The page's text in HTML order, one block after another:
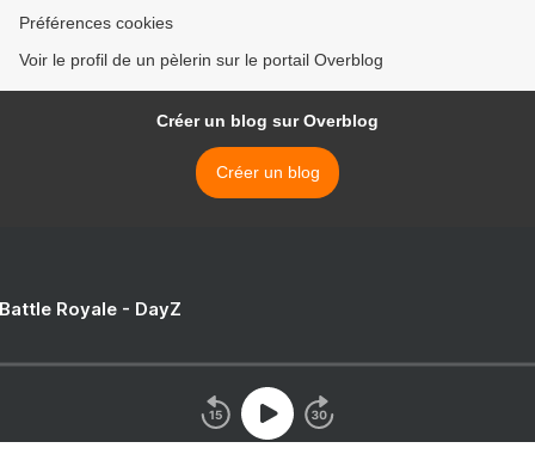
Préférences cookies
Voir le profil de un pèlerin sur le portail Overblog
Créer un blog sur Overblog
Créer un blog
Royale - DayZ